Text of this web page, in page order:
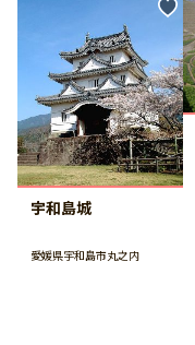
宇和島城
愛媛県宇和島市丸之内